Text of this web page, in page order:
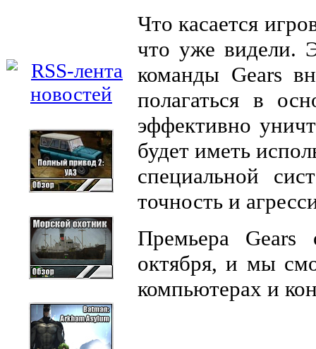
Что касается
что уже видели.
команды Gears
полагаться в
эффективно
будет иметь
специальной
точность и
Премьера
октября, и мы
компьютерах и